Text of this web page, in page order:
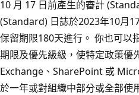
10 月 17 日前產生的審計
(Standard) 日誌於2023年10月
保留期限180天進行。 你也可以
期限及優先級級，使特定政策優
Exchange、SharePoint 或
於一年或對組織中部分或全部使